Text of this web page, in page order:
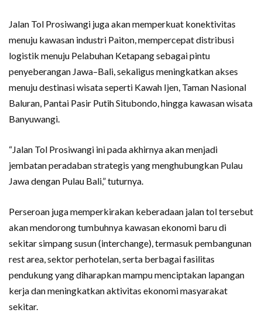
Jalan Tol Prosiwangi juga akan memperkuat konektivitas
menuju kawasan industri Paiton, mempercepat distribusi
logistik menuju Pelabuhan Ketapang sebagai pintu
penyeberangan Jawa–Bali, sekaligus meningkatkan akses
menuju destinasi wisata seperti Kawah Ijen, Taman Nasional
Baluran, Pantai Pasir Putih Situbondo, hingga kawasan wisata
Banyuwangi.
“Jalan Tol Prosiwangi ini pada akhirnya akan menjadi
jembatan peradaban strategis yang menghubungkan Pulau
Jawa dengan Pulau Bali,” tuturnya.
Perseroan juga memperkirakan keberadaan jalan tol tersebut
akan mendorong tumbuhnya kawasan ekonomi baru di
sekitar simpang susun (interchange), termasuk pembangunan
rest area, sektor perhotelan, serta berbagai fasilitas
pendukung yang diharapkan mampu menciptakan lapangan
kerja dan meningkatkan aktivitas ekonomi masyarakat
sekitar.